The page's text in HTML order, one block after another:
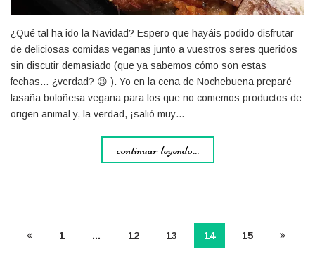
¿Qué tal ha ido la Navidad? Espero que hayáis podido disfrutar
de deliciosas comidas veganas junto a vuestros seres queridos
sin discutir demasiado (que ya sabemos cómo son estas
fechas… ¿verdad? 😉 ). Yo en la cena de Nochebuena preparé
lasaña boloñesa vegana para los que no comemos productos de
origen animal y, la verdad, ¡salió muy…
continuar leyendo...
1 … 12 13 14 15